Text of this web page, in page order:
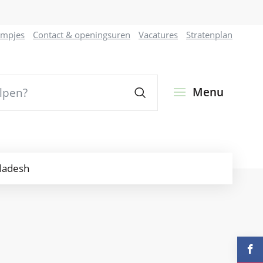
Volg
Zoeken Menu
Contact & openingsuren Vacatures Stratenplan